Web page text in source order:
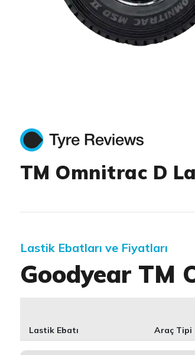
TM Omnitrac D
Lastik Ebatları ve Fiyatları
Goodyear TM
Lastik Ebatı Araç Tipi